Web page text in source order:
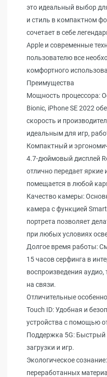
это идеальный выбор
и стиль в компактном
сочетает в себе
Apple и современные
пользователю все
комфортного
Преимущества
Мощность процессора:
Bionic, iPhone SE 2022
скорость и
идеальным для игр,
Компактный и
4.7-дюймовый дисплей
отлично передает
помещается в любой
Качество камеры:
камера с функцией
портрета позволяет
при любых условиях
Долгое время работы:
15 часов серфинга в
воспроизведения аудио,
на связи.
Отличительные
Touch ID: Удобная и
устройства с помощью
Поддержка 5G: Быстрый
загрузки и игр.
Экологическое
переработанных